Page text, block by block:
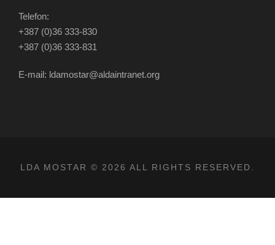
Telefon:
+387 (0)36 333-830
+387 (0)36 333-831
E-mail: ldamostar@aldaintranet.org
LDA MOSTAR © 2026 ALL RIGHTS RESERVED.